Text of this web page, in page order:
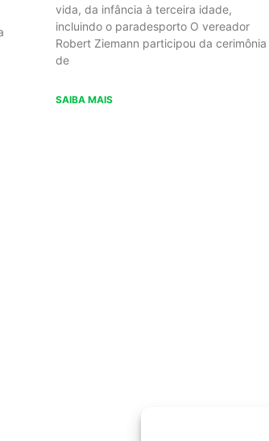
vida, da infância à terceira idade,
incluindo o paradesporto O vereador
Robert Ziemann participou da cerimônia
de
SAIBA MAIS